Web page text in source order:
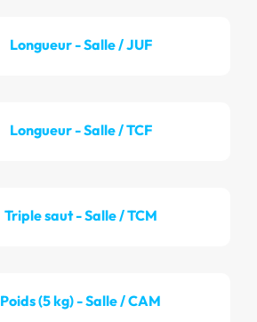
Longueur - Salle / JUF
Longueur - Salle / TCF
Triple saut - Salle / TCM
Poids (5 kg) - Salle / CAM